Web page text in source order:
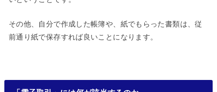
その他、自分で作成した帳簿や、紙でもらった書類は、従
前通り紙で保存すれば良いことになります。